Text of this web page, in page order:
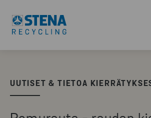
UUTISET & TIETOA